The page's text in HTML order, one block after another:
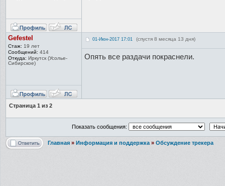
Gefestel
Стаж: 19 лет
Сообщений: 414
Откуда: Иркутск (Усолье-
Сибирское)
01-Июн-2017 17:01 (спустя 8 месяца 13 дня)
Опять все раздачи покраснели.
Страница 1 из 2
Показать сообщения:
Главная » Информация и поддержка » Обсуждение трекера